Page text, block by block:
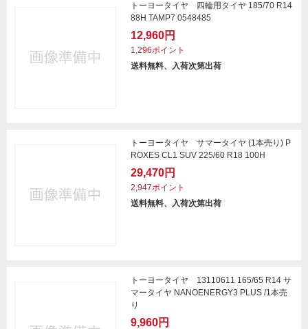
トーヨータイヤ 四輪用タイヤ 185/70 R14
88H TAMP7 0548485
12,960円
1,296ポイント
送料無料、入荷次第出荷
トーヨータイヤ サマータイヤ (1本売り) P
ROXES CL1 SUV 225/60 R18 100H
29,470円
2,947ポイント
送料無料、入荷次第出荷
トーヨータイヤ 13110611 165/65 R14 サ
マータイヤ NANOENERGY3 PLUS /1本売
り
9,960円